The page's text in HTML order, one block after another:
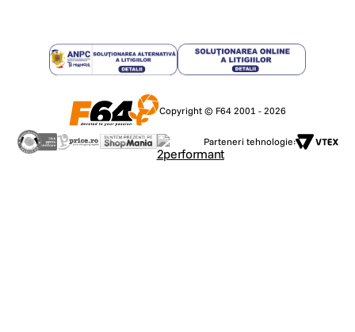
Copyright © F64 2001 - 2026
Parteneri tehnologie: